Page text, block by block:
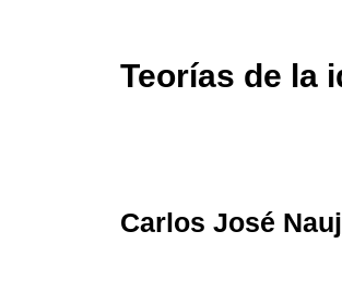
Teorías de la
Carlos José